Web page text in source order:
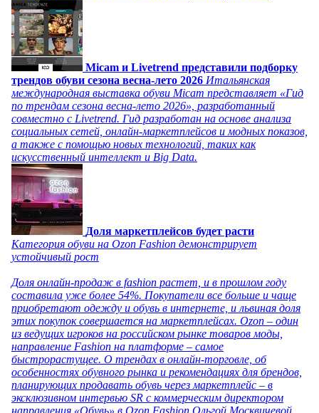
Micam и Livetrend представили подборку
трендов обуви сезона весна-лето 2026 Итальянская
международная выставка обуви Micam представляет «Гид
по трендам сезона весна-лето 2026», разработанный
совместно с Livetrend. Гид разработан на основе анализа
социальных сетей, онлайн-маркетплейсов и модных показов,
а также с помощью новых технологий, таких как
искусственный интеллект и Big Data.
Доля маркетплейсов будет расти
Категория обуви на Ozon Fashion демонстрирует
устойчивый рост
Доля онлайн-продаж в fashion растет, и в прошлом году
составила уже более 54%. Покупатели все больше и чаще
приобретают одежду и обувь в интернете, и львиная доля
этих покупок совершается на маркетплейсах. Ozon – один
из ведущих игроков на российском рынке товаров моды,
направление Fashion на платформе – самое
быстрорастущее. О трендах в онлайн-торговле, об
особенностях обувного рынка и рекомендациях для брендов,
планирующих продавать обувь через маркетплейс – в
эксклюзивном интервью SR с коммерческим директором
направления «Обувь» в Ozon Fashion Ольгой Москвичевой.